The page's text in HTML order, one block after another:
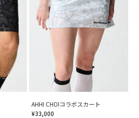
AHHI CHOIコラボスカート
¥33,000